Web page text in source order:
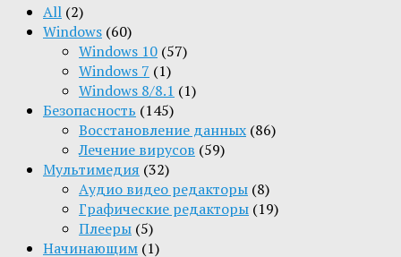
All (2)
Windows (60)
Windows 10 (57)
Windows 7 (1)
Windows 8/8.1 (1)
Безопасность (145)
Восстановление данных (86)
Лечение вирусов (59)
Мультимедия (32)
Aудио видео редакторы (8)
Графические редакторы (19)
Плееры (5)
Начинающим (1)